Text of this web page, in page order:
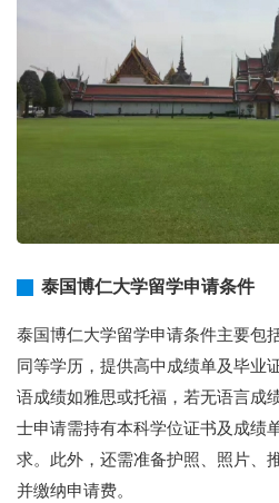
泰国博仁大学留学申请条件
泰国博仁大学留学申请条件主要包
同等学历，提供高中成绩单及毕业
语成绩如雅思或托福，若无语言成
士申请需持有本科学位证书及成绩
求。此外，还需准备护照、照片、
并缴纳申请费。